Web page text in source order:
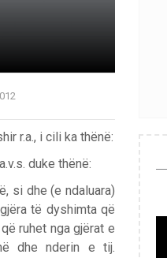
r.a., i cili ka thënë:
duke thënë:
si dhe (e ndaluara)
të dyshimta që
ruhet nga gjërat e
dhe nderin e tij.